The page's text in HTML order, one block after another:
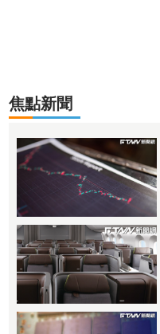
焦點新聞